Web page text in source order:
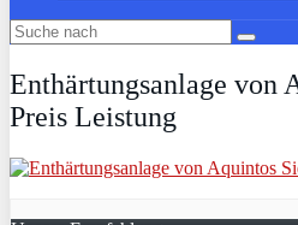
Enthärtungsanlage von
Preis Leistung